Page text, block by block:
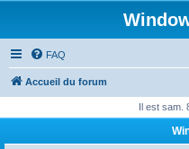
FAQ
Accueil du forum
Il est sam.